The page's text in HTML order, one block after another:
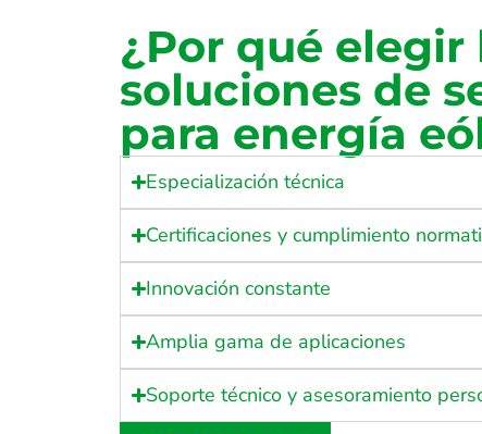
¿Por qué elegir
soluciones de
para energía
Especialización técnica
Certificaciones y cumplimiento
Innovación constante
Amplia gama de aplicaciones
Soporte técnico y asesoramiento